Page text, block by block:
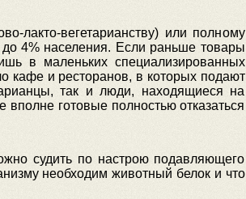
лакто-вегетарианству) или полному
4% населения. Если раньше товары
в маленьких специализированных
кафе и ресторанов, в которых подают
так и люди, находящиеся на
готовые полностью отказаться
судить по настрою подавляющего
необходим животный белок и что